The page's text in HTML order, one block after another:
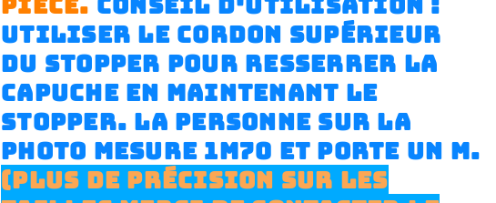
UTILISER LE CORDON SUPÉRIEUR
DU STOPPER POUR RESSERRER LA
CAPUCHE EN MAINTENANT LE
STOPPER. LA PERSONNE SUR LA
PHOTO MESURE 1M70 ET PORTE UN M.
(PLUS DE PRÉCISION SUR LES